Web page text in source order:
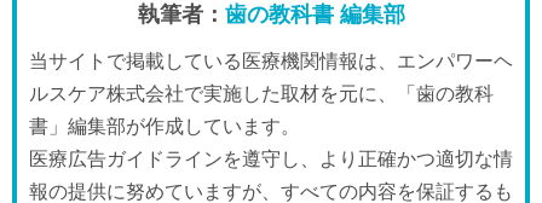
執筆者： 歯の教科書 編集部
当サイトで掲載している医療機関情報は、エンパワーヘ
ルスケア株式会社で実施した取材を元に、「歯の教科
書」編集部が作成しています。
医療広告ガイドラインを遵守し、より正確かつ適切な情
報の提供に努めていますが、すべての内容を保証するも